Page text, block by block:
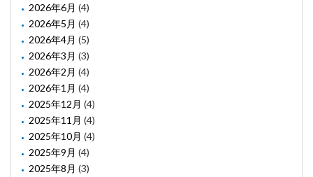
2026年6月 (4)
2026年5月 (4)
2026年4月 (5)
2026年3月 (3)
2026年2月 (4)
2026年1月 (4)
2025年12月 (4)
2025年11月 (4)
2025年10月 (4)
2025年9月 (4)
2025年8月 (3)